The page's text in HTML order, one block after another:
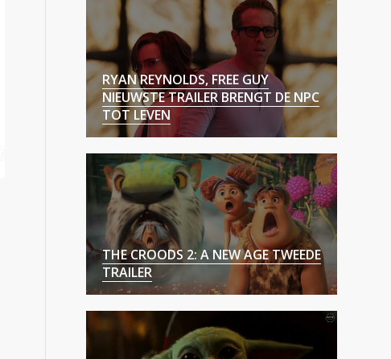
RYAN REYNOLDS, FREE GUY
NIEUWSTE TRAILER BRENGT DE NPC
TOT LEVEN
THE CROODS 2: A NEW AGE TWEEDE
TRAILER